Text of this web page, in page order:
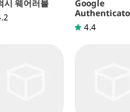
시 웨어러블
Google
4.4